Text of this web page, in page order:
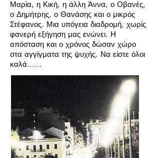
Μαρία, η Κική, η άλλη Άννα, ο Οβανές,
ο Δημήτρης, ο Θανάσης και ο μικρός
Στέφανος. Μια υπόγεια διαδρομή, χωρίς
φανερή εξήγηση μας ενώνει. Η
απόσταση και ο χρόνος δώσαν χώρο
στα αγγίγματα της ψυχής. Να είστε όλοι
καλά......